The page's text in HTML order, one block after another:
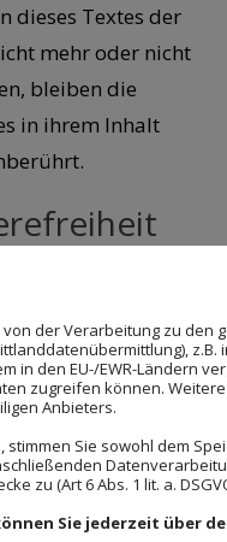
dieses Textes der
mehr oder nicht
bleiben die
in ihrem Inhalt
Inhalte
Verordnung
dennoch auf
bitte an
der Verarbeitung zu den
in den EU-/EWR-Ländern
zugreifen können.
Anbieters.
stimmen Sie sowohl dem
zu (Art 6 Abs. 1 lit. a.
Sie jederzeit über